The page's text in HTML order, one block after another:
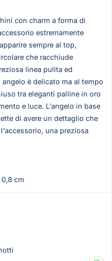
con charm a forma di
estremamente
sempre al top,
che racchiude
linea pulita ed
è delicato ma al tempo
tra eleganti palline in oro
e luce. L'angelo in base
di avere un dettaglio che
una preziosa
cm